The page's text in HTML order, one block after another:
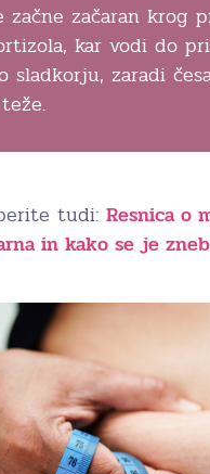
začne začaran krog
kar vodi do
sladkorju, zaradi
tudi: Resnica o
in kako se je